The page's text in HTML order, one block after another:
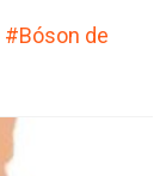
Bóson de